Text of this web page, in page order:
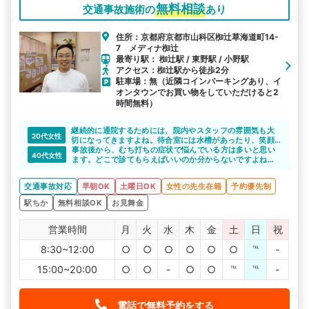
交通事故施術の無料相談あり
住所：京都府京都市山科区椥辻草海道町14-
7 メディナ椥辻
最寄り駅： 椥辻駅 / 東野駅 / 小野駅
アクセス：椥辻駅から徒歩2分
駐車場：無（近隣コインパーキングあり、イ
オンタウンでお買い物をしていただけると2
時間無料）
20代女性
継続的に通院するためには、院内やスタッフの雰囲気も大
切になってきますよね。待合室には水槽があったり、笑顔
の絶えないスタッフが迎えてくれるのでリラックスして施
術を受けられると思います。
40代女性
事故後から、むち打ちの症状で悩んでいる方は多いと思い
ます。どこで診てもらえばいいのか分からないですよね。
ので安心して通院できると思います。椥辻駅から徒歩1分な
ので楽に通えますね。
交通事故対応 早朝OK 土曜日OK 女性の先生在籍
予約優先制
駅ちか
無料相談OK お見舞金
営業時間 月 火 水 木 金 土 日
祝
8:30~12:00
○ ○ ○ ○ ○ ○ ℡
-
15:00~20:00
○ ○ - ○ ○ ℡ ℡ -
電話で無料予約をする